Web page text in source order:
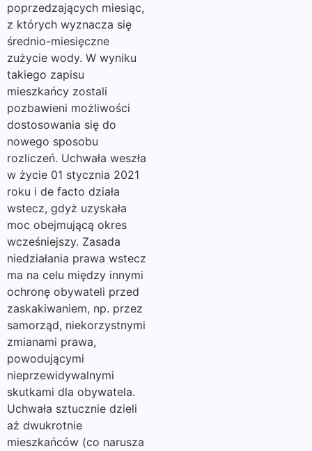
poprzedzających miesiąc,
z których wyznacza się
średnio-miesięczne
zużycie wody. W wyniku
takiego zapisu
mieszkańcy zostali
pozbawieni możliwości
dostosowania się do
nowego sposobu
rozliczeń. Uchwała weszła
w życie 01 stycznia 2021
roku i de facto działa
wstecz, gdyż uzyskała
moc obejmującą okres
wcześniejszy. Zasada
niedziałania prawa wstecz
ma na celu między innymi
ochronę obywateli przed
zaskakiwaniem, np. przez
samorząd, niekorzystnymi
zmianami prawa,
powodującymi
nieprzewidywalnymi
skutkami dla obywatela.
Uchwała sztucznie dzieli
aż dwukrotnie
mieszkańców (co narusza